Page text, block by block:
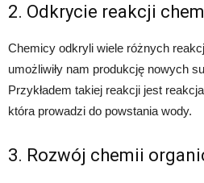
2. Odkrycie reakcji
Chemicy odkryli wiele różnych
umożliwiły nam produkcję nowych
Przykładem takiej reakcji jest
która prowadzi do powstania wody.
3. Rozwój chemii